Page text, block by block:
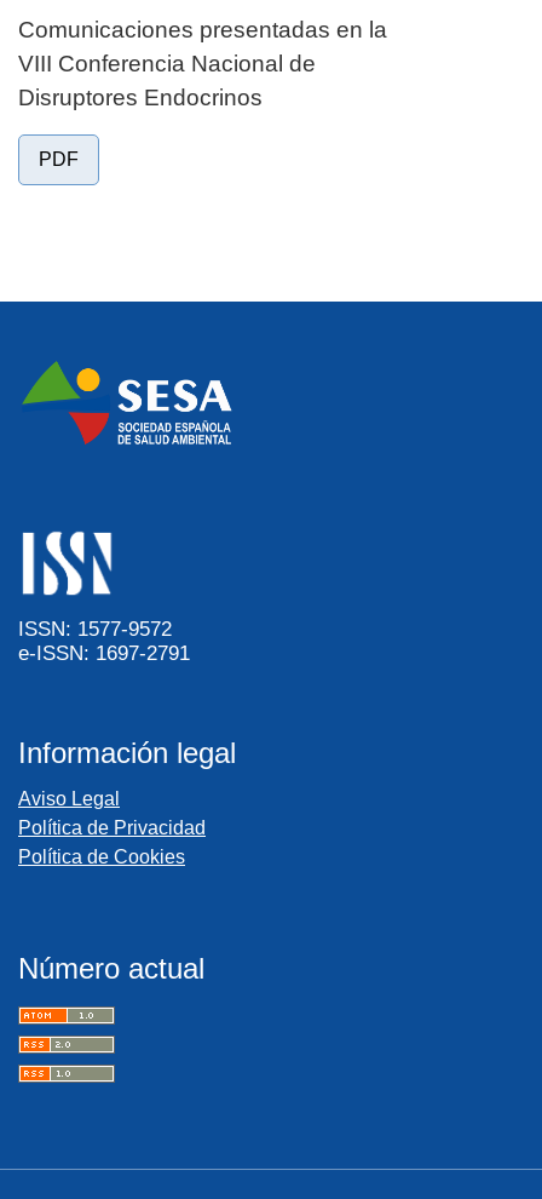
Comunicaciones presentadas en la
VIII Conferencia Nacional de
Disruptores Endocrinos
PDF
ISSN: 1577-9572
e-ISSN: 1697-2791
Información legal
Aviso Legal
Política de Privacidad
Política de Cookies
Número actual